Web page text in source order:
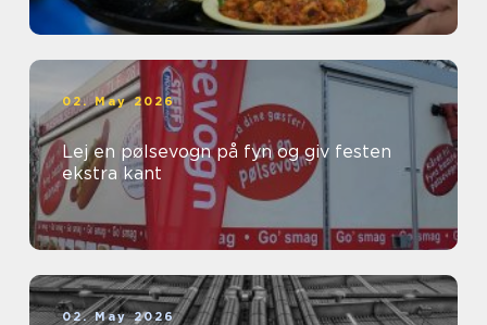
02. May 2026
Lej en pølsevogn på fyn og giv festen
ekstra kant
02. May 2026